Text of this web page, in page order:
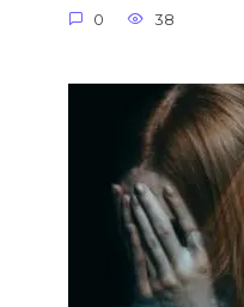
0 38